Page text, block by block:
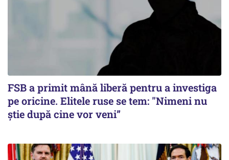
FSB a primit mână liberă pentru a investiga
pe oricine. Elitele ruse se tem: "Nimeni nu
știe după cine vor veni”